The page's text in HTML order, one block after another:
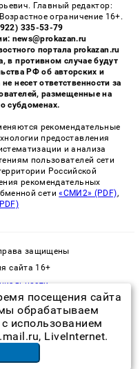
Главный редактор:
ограничение 16+.
335-53-79
news@prokazan.ru
портала prokazan.ru
в противном случае будут
РФ об авторских и
несет ответственности за
размещенные на
субдоменах.
рекомендательные
предоставления
и анализа
пользователей сети
Российской
рекомендательных
сети«СМИ2» (PDF),
защищены
сайта 16+
посещения сайта
обрабатываем
использованием
LiveInternet.